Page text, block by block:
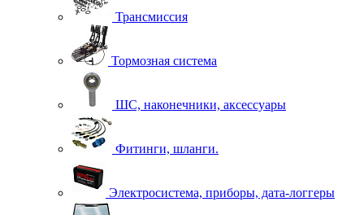
Трансмиссия
Тормозная система
ШС, наконечники, аксессуары
Фитинги, шланги.
Электросистема, приборы, дата-логгеры